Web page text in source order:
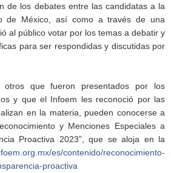
de los debates entre las candidatas a la
de México, así como a través de una
al público votar por los temas a debatir y
para ser respondidas y discutidas por
otros que fueron presentados por los
y que el Infoem les reconoció por las
en la materia, pueden conocerse a
y Menciones Especiales a
Proactiva 2023”, que se aloja en la
es/contenido/reconocimiento-
proactiva